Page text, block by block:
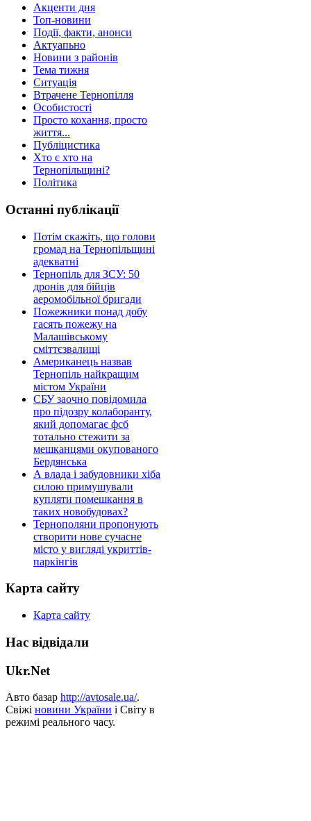
Акценти дня
Топ-новини
Події, факти, анонси
Актуапьно
Новини з районів
Тема тижня
Ситуація
Втрачене Тернопілля
Особистості
Просто кохання, просто
життя...
Публіцистика
Хто є хто на
Тернопільщині?
Політика
Останні публікації
Потім скажіть, що голови
громад на Тернопільщині
адекватні
Тернопіль для ЗСУ: 50
дронів для бійців
аеромобільної бригади
Пожежники понад добу
гасять пожежу на
Малашівському
сміттєзвалищі
Американець назвав
Тернопіль найкращим
містом України
СБУ заочно повідомила
про підозру колаборанту,
який допомагає фсб
тотально стежити за
мешканцями окупованого
Бердянська
А влада і забудовники хіба
силою примушували
купляти помешкання в
таких новобудовах?
Тернополяни пропонують
створити нове сучасне
місто у вигляді укриттів-
паркінгів
Карта сайту
Карта сайту
Нас відвідали
Ukr.Net
Авто базар http://avtosale.ua/.
Свіжі новини України і Світу в
режимі реального часу.